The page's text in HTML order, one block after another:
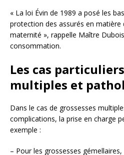
« La loi Évin de 1989 a posé les
protection des assurés en
maternité », rappelle Maître
consommation.
Les cas
multiples et
Dans le cas de grossesses
complications, la prise en charge
exemple :
– Pour les grossesses